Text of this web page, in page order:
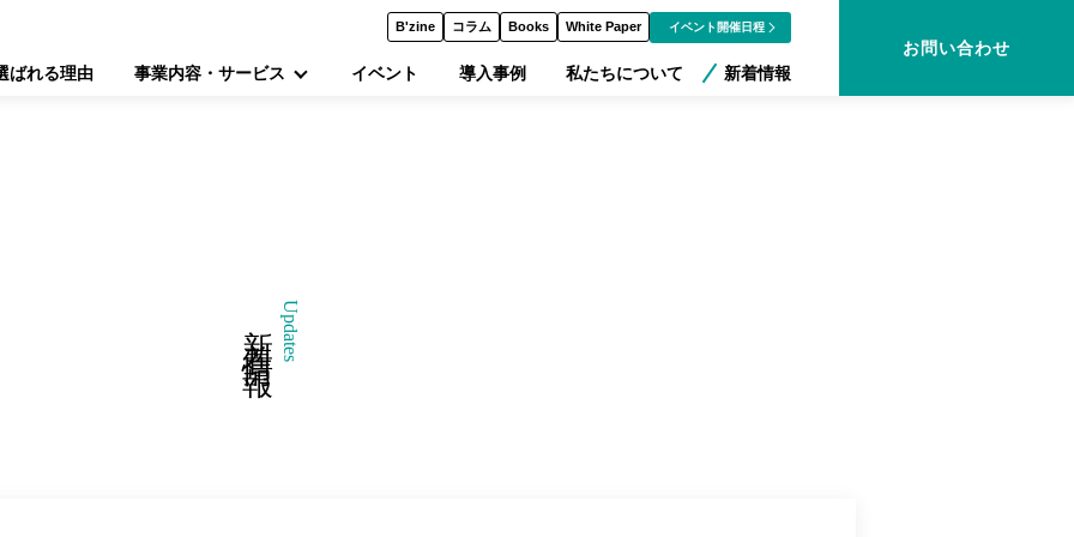
B'zine コラム Books White Paper イベント開催日程
ばれる理由 事業内容・サービス イベント 導入事例 私たちについて 新着情報
お問い合わせ
Updates
新着情報